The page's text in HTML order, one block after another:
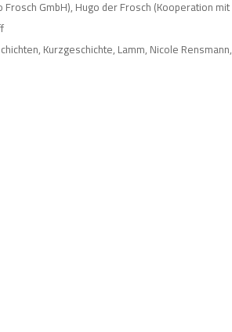
GmbH), Hugo der Frosch (Kooperation mit
, Kurzgeschichte, Lamm, Nicole Rensmann,